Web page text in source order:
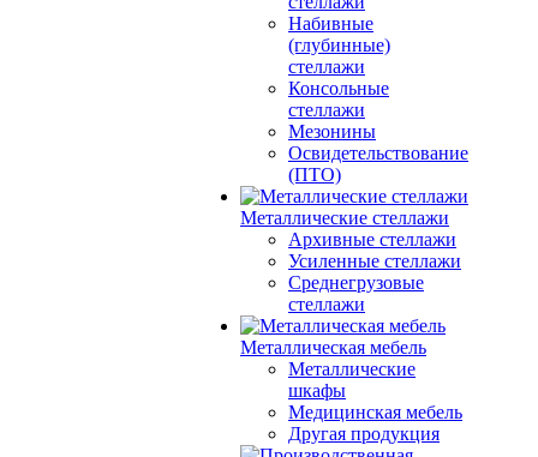
Набивные
(глубинные)
стеллажи
Консольные
стеллажи
Мезонины
Освидетельствование
(ПТО)
Металлические стеллажи
Архивные стеллажи
Усиленные стеллажи
Среднегрузовые
стеллажи
Металлическая мебель
Металлические
шкафы
Медицинская мебель
Другая продукция